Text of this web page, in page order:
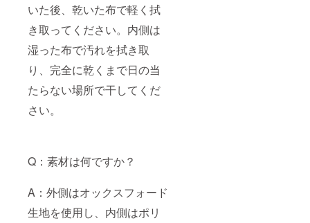
いた後、乾いた布で軽く拭
き取ってください。内側は
湿った布で汚れを拭き取
り、完全に乾くまで日の当
たらない場所で干してくだ
さい。
Q：素材は何ですか？
A：外側はオックスフォード
生地を使用し、内側はポリ